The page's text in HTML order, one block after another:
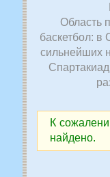
Область
баскетбол: в
сильнейших
К
найдено.